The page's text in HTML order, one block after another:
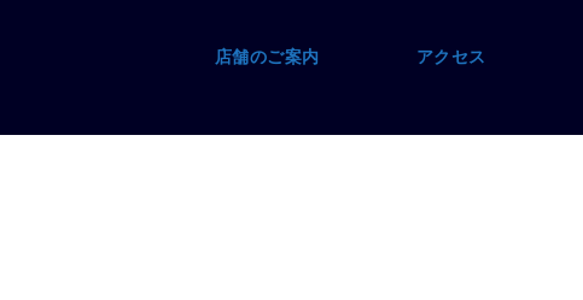
店舗のご案内 アクセス